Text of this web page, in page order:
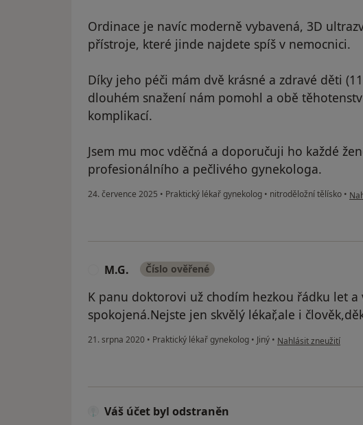
Ordinace je navíc moderně vybavená, 3D
přístroje, které jinde najdete spíš v nemocnici.
Díky jeho péči mám dvě krásné a zdravé děti
dlouhém snažení nám pomohl a obě
komplikací.
Jsem mu moc vděčná a doporučuji ho každé
profesionálního a pečlivého gynekologa.
24. července 2025 • Praktický lékař gynekolog • nitroděložní tělísko •
M.G. Číslo ověřené
K panu doktorovi už chodím hezkou řádku let
spokojená.Nejste jen skvělý lékař,ale i
21. srpna 2020 • Praktický lékař gynekolog • Jiný • podle názoru uživatele
Nahlásit zneužití
Váš účet byl odstraněn